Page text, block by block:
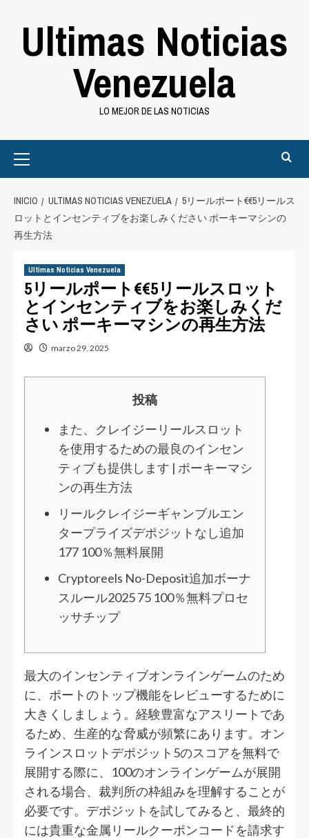
Ultimas Noticias
Venezuela
LO MEJOR DE LAS NOTICIAS
Menu
INICIO ULTIMAS NOTICIAS VENEZUELA
5リールポート€€5リールス
ロットとインセンティブをお楽しみください ポーキーマシンの
再生方法
Ultimas Noticias Venezuela
5リールポート€€5リールスロット
とインセンティブをお楽しみくだ
さい ポーキーマシンの再生方法
marzo 29, 2025
投稿
また、クレイジーリールスロット
を使用するための最良のインセン
ティブも提供します | ポーキーマシ
ンの再生方法
リールクレイジーギャンブルエン
タープライズデポジットなし追加
177 100％無料展開
Cryptoreels No-Deposit追加ボーナ
スルール2025 75 100％無料プロセ
ッサチップ
最大のインセンティブオンラインゲームのため
に、ポートのトップ機能をレビューするために
大きくしましょう。経験豊富なアスリートであ
るため、生産的な脅威が頻繁にあります。オン
ラインスロットデポジット5のスコアを無料で
展開する際に、100のオンラインゲームが展開
される場合、裁判所の枠組みを理解することが
必要です。デポジットを試してみると、最終的
には貴重な金属リールクーポンコードを請求す